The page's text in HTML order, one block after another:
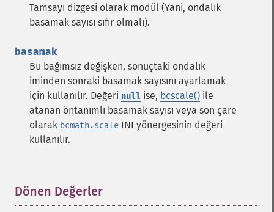
Tamsayı dizgesi olarak modül (Yani, ondalık
basamak sayısı sıfır olmalı).
basamak
Bu bağımsız değişken, sonuçtaki ondalık
iminden sonraki basamak sayısını ayarlamak
için kullanılır. Değeri null ise, bcscale() ile
atanan öntanımlı basamak sayısı veya son çare
olarak bcmath.scale INI yönergesinin değeri
kullanılır.
Dönen Değerler